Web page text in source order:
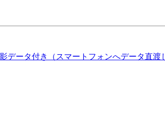
データ付き（スマートフォンへデータ直